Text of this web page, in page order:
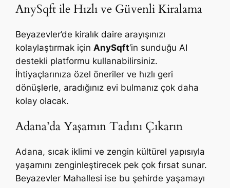
AnySqft ile Hızlı ve Güvenli Kiralama
Beyazevler’de kiralık daire arayışınızı
kolaylaştırmak için AnySqft‘in sunduğu AI
destekli platformu kullanabilirsiniz.
İhtiyaçlarınıza özel öneriler ve hızlı geri
dönüşlerle, aradığınız evi bulmanız çok daha
kolay olacak.
Adana’da Yaşamın Tadını Çıkarın
Adana, sıcak iklimi ve zengin kültürel yapısıyla
yaşamını zenginleştirecek pek çok fırsat sunar.
Beyazevler Mahallesi ise bu şehirde yaşamayı